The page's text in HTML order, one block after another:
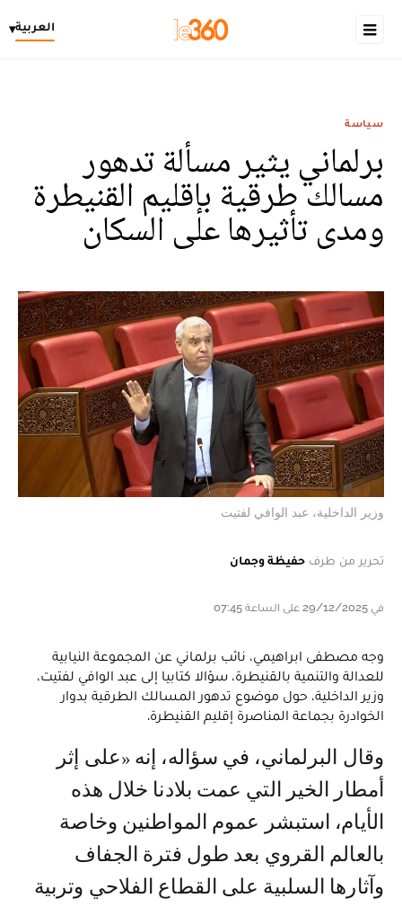
العربية▾
سياسة
برلماني يثير مسألة تدهور
مسالك طرقية بإقليم القنيطرة
ومدى تأثيرها على السكان
وزير الداخلية، عبد الوافي لفتيت
تحرير من طرف حفيظة وجمان
في 29/12/2025 على الساعة 07:45
وجه مصطفى ابراهيمي، نائب برلماني عن المجموعة النيابية
للعدالة والتنمية بالقنيطرة، سؤالا كتابيا إلى عبد الوافي لفتيت،
وزير الداخلية، حول موضوع تدهور المسالك الطرقية بدوار
الخوادرة بجماعة المناصرة إقليم القنيطرة.
وقال البرلماني، في سؤاله، إنه «على إثر
أمطار الخير التي عمت بلادنا خلال هذه
الأيام، استبشر عموم المواطنين وخاصة
بالعالم القروي بعد طول فترة الجفاف
وآثارها السلبية على القطاع الفلاحي وتربية